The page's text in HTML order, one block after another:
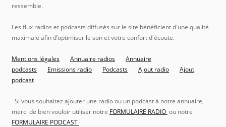
ressemble.
Les flux radios et podcasts diffusés sur le site bénéficient d'une qualité
maximale afin d’optimiser le son et votre confort d'écoute.
Mentions légales Annuaire radios
Annuaire
podcasts
Emissions radio Podcasts Ajout radio
Ajout
podcast
Si vous souhaitez ajouter une radio ou un podcast à notre annuaire,
merci de bien vouloir utiliser notre FORMULAIRE RADIO ou notre
FORMULAIRE PODCAST